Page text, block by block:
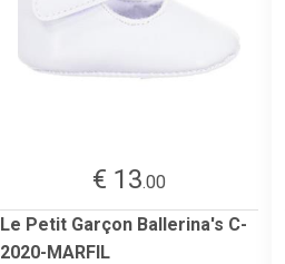
€ 13.00
Le Petit Garçon Ballerina's C-
2020-MARFIL